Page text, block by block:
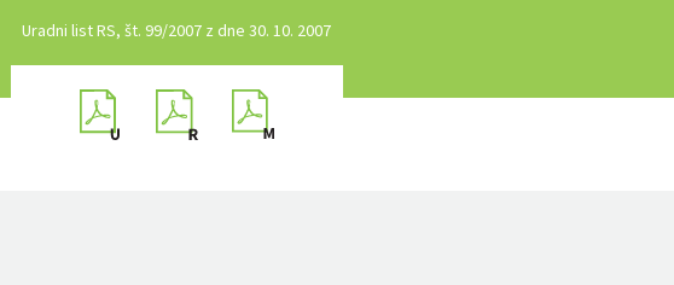
Uradni list RS, št. 99/2007 z dne 30. 10. 2007